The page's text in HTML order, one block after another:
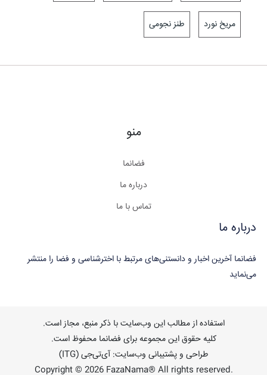
مریخ نورد طنز نجومی
منو
فضانما
درباره ما
تماس با ما
درباره ما
فضانما آخرین اخبار و دانستنی‌های مرتبط با اخترشناسی و فضا را منتشر
می‌نماید
استفاده از مطالب این وب‌سایت با ذکر منبع، مجاز است.
کلیه حقوق این مجموعه برای فضانما محفوظ است.
طراحی و پشتیبانی وب‌سایت: آی‌تی‌جی (ITG)
Copyright © 2026 FazaNama® All rights reserved.